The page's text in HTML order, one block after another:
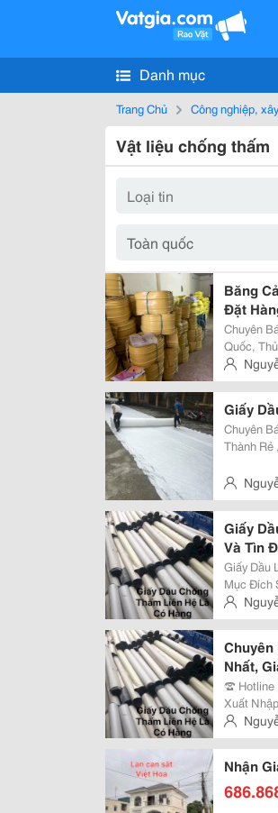
Danh mục
Trang Chủ Công nghiệp,
Vật liệu chống thấm
Băng
Đặt
Chuyên
Quốc,
Nội
Giấy
Chuyên
Thành Rẻ
Nội
Giấy
Và Tìn
Giấy Dầu
Mục Đích
Kết Cấu
Nội
Nhất,
☎ Hotline :
Xuất Nhập
Thuật,
Lưới Địa
Nội
Nhận